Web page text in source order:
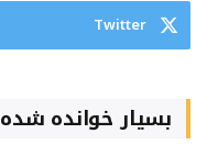
Twitter
بسیار خوانده شده